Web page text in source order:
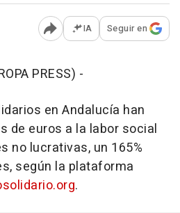
Abrir opciones para
IA Seguir en
PRESS) -
en Andalucía han
de euros a la labor social
no lucrativas, un 165%
según la plataforma
.